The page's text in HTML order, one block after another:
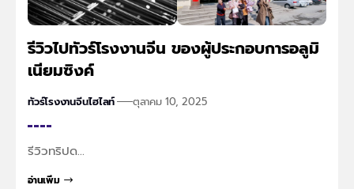
รีวิวไปทัวร์โรงงานจีน ของผู้ประกอบการอลูมิ
เนียมซิงค์
ทัวร์โรงงานจีนไฮไลท์ ตุลาคม 10, 2025
รีวิวทริปด…
อ่านเพิ่ม